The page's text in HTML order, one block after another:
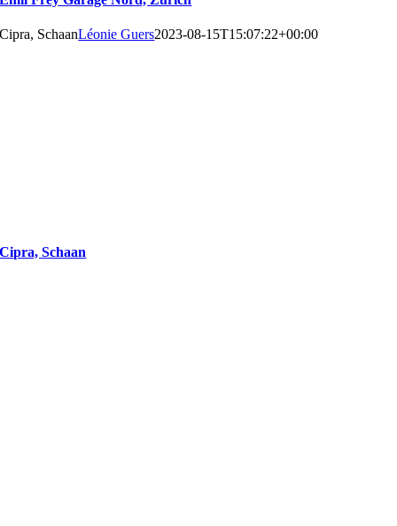
Cipra, SchaanLéonie Guers2023-08-15T15:07:22+00:00
Cipra, Schaan